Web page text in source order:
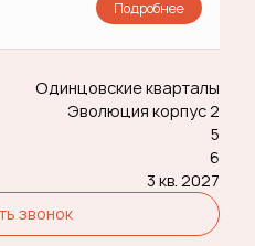
Подробнее
Одинцовские кварталы
Эволюция корпус 2
5
6
3 кв. 2027
звонок